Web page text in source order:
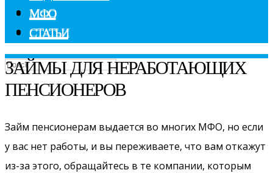
МФО
СТАТЬИ
МФО
СТАТЬИ
ЗАЙМЫ ДЛЯ НЕРАБОТАЮЩИХ
ПЕНСИОНЕРОВ
Займ пенсионерам выдается во многих МФО, но если
у вас нет работы, и вы переживаете, что вам откажут
из-за этого, обращайтесь в те компании, которым